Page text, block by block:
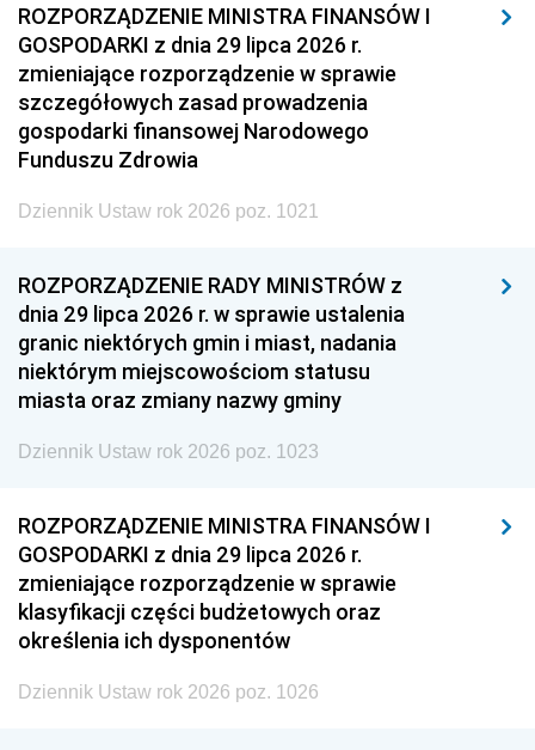
ROZPORZĄDZENIE MINISTRA FINANSÓW I
GOSPODARKI z dnia 29 lipca 2026 r.
zmieniające rozporządzenie w sprawie
szczegółowych zasad prowadzenia
gospodarki finansowej Narodowego
Funduszu Zdrowia
Dziennik Ustaw rok 2026 poz. 1021
ROZPORZĄDZENIE RADY MINISTRÓW z
dnia 29 lipca 2026 r. w sprawie ustalenia
granic niektórych gmin i miast, nadania
niektórym miejscowościom statusu
miasta oraz zmiany nazwy gminy
Dziennik Ustaw rok 2026 poz. 1023
ROZPORZĄDZENIE MINISTRA FINANSÓW I
GOSPODARKI z dnia 29 lipca 2026 r.
zmieniające rozporządzenie w sprawie
klasyfikacji części budżetowych oraz
określenia ich dysponentów
Dziennik Ustaw rok 2026 poz. 1026